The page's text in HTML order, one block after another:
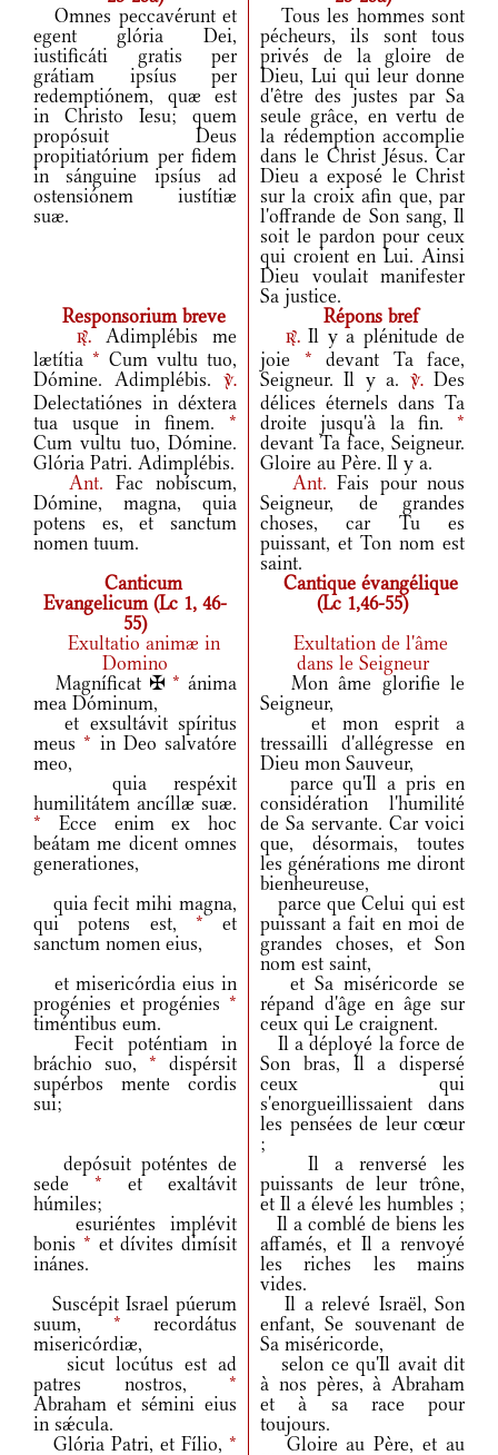
Omnes peccavérunt et
egent glória Dei,
iustificáti gratis per
grátiam ipsíus per
redemptiónem, quæ est
in Christo Iesu; quem
propósuit Deus
propitiatórium per fidem
in sánguine ipsíus ad
ostensiónem iustítiæ
suæ.
Tous les hommes sont
pécheurs, ils sont tous
privés de la gloire de
Dieu, Lui qui leur donne
d'être des justes par Sa
seule grâce, en vertu de
la rédemption accomplie
dans le Christ Jésus. Car
Dieu a exposé le Christ
sur la croix afin que, par
l'offrande de Son sang, Il
soit le pardon pour ceux
qui croient en Lui. Ainsi
Dieu voulait manifester
Sa justice.
Responsorium breve
Répons bref
r.
Adimplébis me
lætítia * Cum vultu tuo,
Dómine. Adimplébis.
v.
Delectatiónes in déxtera
tua usque in finem. *
Cum vultu tuo, Dómine.
Glória Patri. Adimplébis.
r.Il y a plénitude de
joie * devant Ta face,
Seigneur. Il y a.
v.Des
délices éternels dans Ta
droite jusqu'à la fin. *
devant Ta face, Seigneur.
Gloire au Père. Il y a.
Ant.Fac nobíscum,
Dómine, magna, quia
potens es, et sanctum
nomen tuum.
Ant. Fais pour nous
Seigneur, de grandes
choses, car Tu es
puissant, et Ton nom est
saint.
Canticum
Evangelicum (Lc 1, 46-
55)
Cantique évangélique
(Lc 1,46-55)
Exultatio animæ in
Domino
Exultation de l'âme
dans le Seigneur
Magníficat ✠* ánima
mea Dóminum,
Mon âme glorifie le
Seigneur,
et exsultávit spíritus
meus* in Deo salvatóre
meo,
et mon esprit a
tressailli d'allégresse en
Dieu mon Sauveur,
quia respéxit
humilitátem ancíllæ suæ.
* Ecce enim ex hoc
beátam me dicent omnes
generationes,
parce qu'Il a pris en
considération l'humilité
de Sa servante. Car voici
que, désormais, toutes
les générations me diront
bienheureuse,
quia fecit mihi magna,
qui potens est, * et
sanctum nomen eius,
parce que Celui qui est
puissant a fait en moi de
grandes choses, et Son
nom est saint,
et misericórdia eius in
progénies et progénies *
timéntibus eum.
et Sa miséricorde se
répand d'âge en âge sur
ceux qui Le craignent.
Fecit poténtiam in
bráchio suo, * dispérsit
supérbos mente cordis
sui;
Il a déployé la force de
Son bras, Il a dispersé
ceux qui
s'enorgueillissaient dans
les pensées de leur cœur
;
depósuit poténtes de
sede * et exaltávit
húmiles;
Il a renversé les
puissants de leur trône,
et Il a élevé les humbles ;
esuriéntes implévit
bonis * et dívites dimísit
inánes.
Il a comblé de biens les
affamés, et Il a renvoyé
les riches les mains
vides.
Suscépit Israel púerum
suum, * recordátus
misericórdiæ,
Il a relevé Israël, Son
enfant, Se souvenant de
Sa miséricorde,
sicut locútus est ad
patres nostros, *
Abraham et sémini eius
in sǽcula.
selon ce qu'Il avait dit
à nos pères, à Abraham
et à sa race pour
toujours.
Glória Patri, et Fílio, *
Gloire au Père, et au